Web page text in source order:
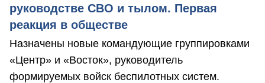
руководстве СВО и тылом. Первая
реакция в обществе
Назначены новые командующие группировками
«Центр» и «Восток», руководитель
формируемых войск беспилотных систем.